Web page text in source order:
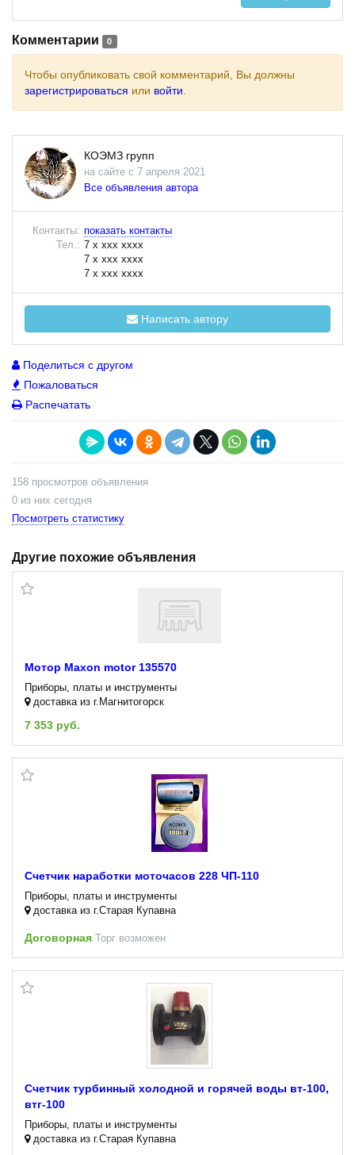
Комментарии 0
Чтобы опубликовать свой комментарий, Вы должны
зарегистрироваться или войти
КОЭМЗ групп
на сайте с 7 апреля 2021
Все объявления автора
Контакты: показать контакты
Тел.: 7 x xxx xxxx
7 x xxx xxxx
7 x xxx xxxx
Написать автору
Поделиться с другом
Пожаловаться
Распечатать
158 просмотров объявления
0 из них сегодня
Посмотреть статистику
Другие похожие объявления
Мотор Maxon motor 135570
Приборы, платы и инструменты
доставка из г.Магнитогорск
7 353 руб.
Счетчик наработки моточасов 228 ЧП-110
Приборы, платы и инструменты
доставка из г.Старая Купавна
Договорная Торг возможен
Счетчик турбинный холодной и горячей воды вт-100,
втг-100
Приборы, платы и инструменты
доставка из г.Старая Купавна